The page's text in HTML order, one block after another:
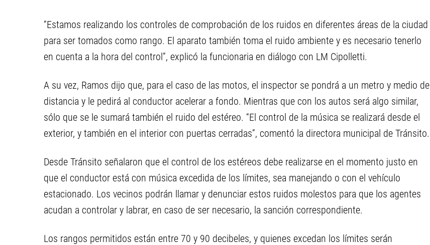
“Estamos realizando los controles de comprobación de los ruidos en diferentes áreas de la ciudad
para ser tomados como rango. El aparato también toma el ruido ambiente y es necesario tenerlo
en cuenta a la hora del control”, explicó la funcionaria en diálogo con LM Cipolletti.
A su vez, Ramos dijo que, para el caso de las motos, el inspector se pondrá a un metro y medio de
distancia y le pedirá al conductor acelerar a fondo. Mientras que con los autos será algo similar,
sólo que se le sumará también el ruido del estéreo. “El control de la música se realizará desde el
exterior, y también en el interior con puertas cerradas”, comentó la directora municipal de Tránsito.
Desde Tránsito señalaron que el control de los estéreos debe realizarse en el momento justo en
que el conductor está con música excedida de los límites, sea manejando o con el vehículo
estacionado. Los vecinos podrán llamar y denunciar estos ruidos molestos para que los agentes
acudan a controlar y labrar, en caso de ser necesario, la sanción correspondiente.
Los rangos permitidos están entre 70 y 90 decibeles, y quienes excedan los límites serán